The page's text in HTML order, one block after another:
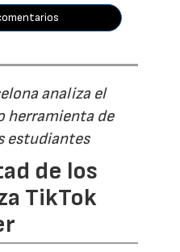
analiza el
herramienta de
estudiantes
de los
TikTok